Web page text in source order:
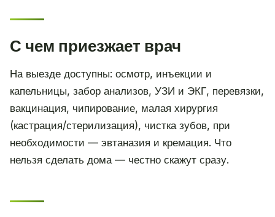
С чем приезжает врач
На выезде доступны: осмотр, инъекции и
капельницы, забор анализов, УЗИ и ЭКГ, перевязки,
вакцинация, чипирование, малая хирургия
(кастрация/стерилизация), чистка зубов, при
необходимости — эвтаназия и кремация. Что
нельзя сделать дома — честно скажут сразу.